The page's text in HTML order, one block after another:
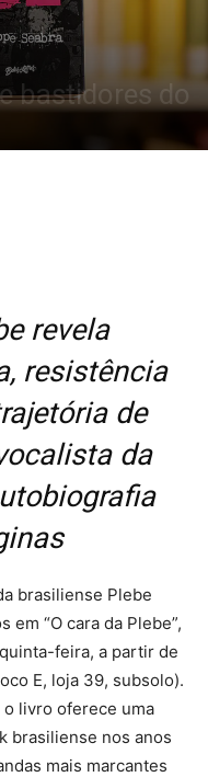
bastidores do
revela
resistência
de
da
brasiliense Plebe
em “O cara da Plebe”,
feira, a partir de
E, loja 39, subsolo).
livro oferece uma
brasiliense nos anos
mais marcantes